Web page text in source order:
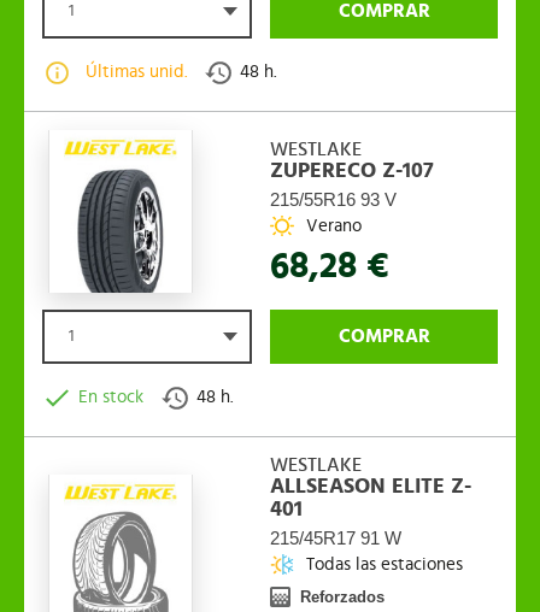
1 COMPRAR
Últimas unid. 48 h.
WESTLAKE
ZUPERECO Z-107
215/55R16 93 V
Verano
68,28 €
1 COMPRAR
En stock 48 h.
WESTLAKE
ALLSEASON ELITE Z-
401
215/45R17 91 W
Todas las estaciones
Reforzados